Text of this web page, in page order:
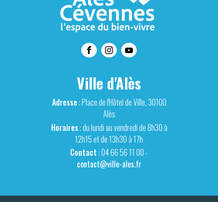
Ville d'Alès
Adresse: Place de l'Hôtel de Ville, 30100
Alès
Horaires: du lundi au vendredi de 8h30 à
12h15 et de 13h30 à 17h
Contact: 04 66 56 11 00 -
contact@ville-ales.fr